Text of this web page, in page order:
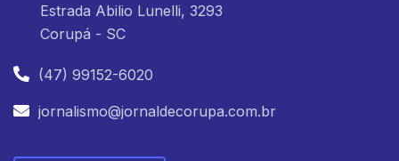
Estrada Abilio Lunelli, 3293
Corupá - SC
(47) 99152-6020
jornalismo@jornaldecorupa.com.br